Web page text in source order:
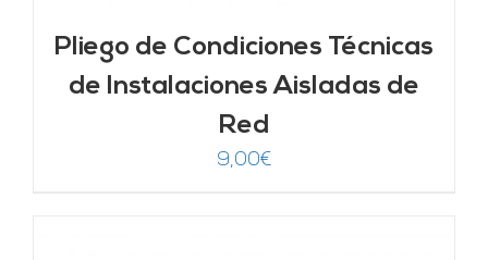
Pliego de Condiciones Técnicas
de Instalaciones Aisladas de
Red
9,00€